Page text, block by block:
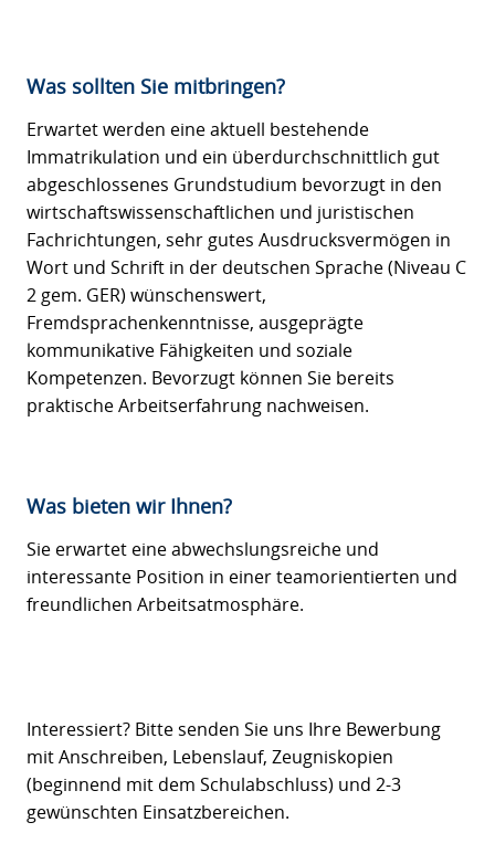
Was sollten Sie mitbringen?
Erwartet werden eine aktuell bestehende
Immatrikulation und ein überdurchschnittlich gut
abgeschlossenes Grundstudium bevorzugt in den
wirtschaftswissenschaftlichen und juristischen
Fachrichtungen, sehr gutes Ausdrucksvermögen in
Wort und Schrift in der deutschen Sprache (Niveau C
2 gem. GER) wünschenswert,
Fremdsprachenkenntnisse, ausgeprägte
kommunikative Fähigkeiten und soziale
Kompetenzen. Bevorzugt können Sie bereits
praktische Arbeitserfahrung nachweisen.
Was bieten wir Ihnen?
Sie erwartet eine abwechslungsreiche und
interessante Position in einer teamorientierten und
freundlichen Arbeitsatmosphäre.
Interessiert? Bitte senden Sie uns Ihre Bewerbung
mit Anschreiben, Lebenslauf, Zeugniskopien
(beginnend mit dem Schulabschluss) und 2-3
gewünschten Einsatzbereichen.